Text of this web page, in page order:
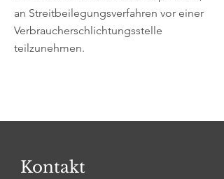
an Streitbeilegungsverfahren vor einer
Verbraucherschlichtungsstelle
teilzunehmen.
Kontakt